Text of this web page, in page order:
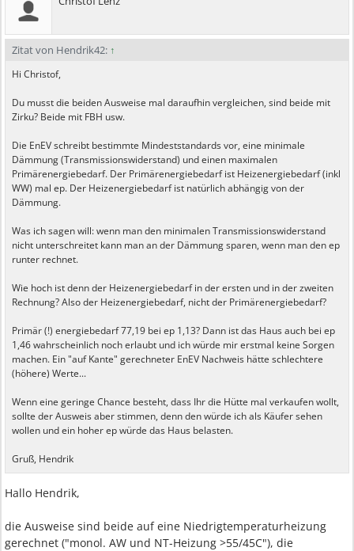
Zitat von Hendrik42: ↑
Hi Christof,
Du musst die beiden Ausweise mal daraufhin vergleichen, sind beide mit
Zirku? Beide mit FBH usw.
Die EnEV schreibt bestimmte Mindeststandards vor, eine minimale
Dämmung (Transmissionswiderstand) und einen maximalen
Primärenergiebedarf. Der Primärenergiebedarf ist Heizenergiebedarf (inkl
WW) mal ep. Der Heizenergiebedarf ist natürlich abhängig von der
Dämmung.
Was ich sagen will: wenn man den minimalen Transmissionswiderstand
nicht unterschreitet kann man an der Dämmung sparen, wenn man den ep
runter rechnet.
Wie hoch ist denn der Heizenergiebedarf in der ersten und in der zweiten
Rechnung? Also der Heizenergiebedarf, nicht der Primärenergiebedarf?
Primär (!) energiebedarf 77,19 bei ep 1,13? Dann ist das Haus auch bei ep
1,46 wahrscheinlich noch erlaubt und ich würde mir erstmal keine Sorgen
machen. Ein "auf Kante" gerechneter EnEV Nachweis hätte schlechtere
(höhere) Werte...
Wenn eine geringe Chance besteht, dass Ihr die Hütte mal verkaufen wollt,
sollte der Ausweis aber stimmen, denn den würde ich als Käufer sehen
wollen und ein hoher ep würde das Haus belasten.
Gruß, Hendrik
Hallo Hendrik,
die Ausweise sind beide auf eine Niedrigtemperaturheizung
gerechnet ("monol. AW und NT-Heizung >55/45C"), die